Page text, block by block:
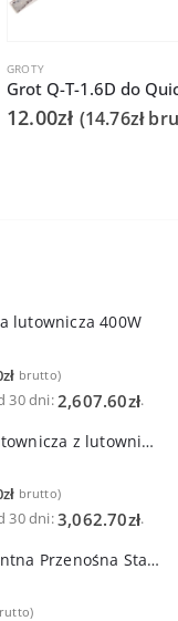
GROTY
12.00zł (14.76zł
lutownicza 400W
zł brutto)
30 dni:2,607.60zł.
Quick TS6 Stacja lutownicza z lutownicą pincetową 60W
zł brutto)
30 dni:3,062.70zł.
Quick TR-1 Inteligentna Przenośna Stacja Hot-Air